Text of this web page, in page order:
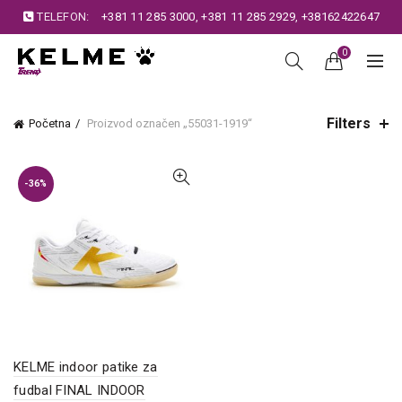
TELEFON: +381 11 285 3000,+381 11 285 2929, +38162422647
0
Početna Proizvod označen „55031-1919“ Filters
-36%
KELME indoor patike za
fudbal FINAL INDOOR